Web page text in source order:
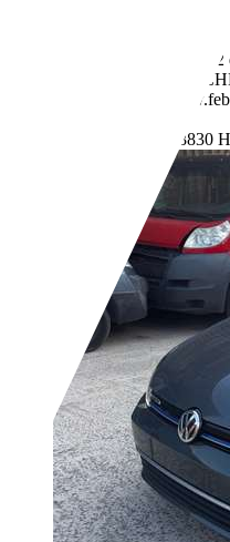
4,9 l/100 km
informations sur
émissions de
de données
l'adresse:
BE-8830